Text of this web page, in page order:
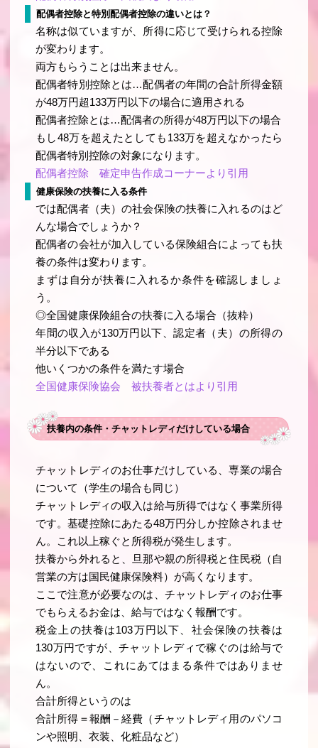
配偶者控除と特別配偶者控除の違いとは？
名称は似ていますが、所得に応じて受けられる控除
が変わります。
両方もらうことは出来ません。
配偶者特別控除とは…配偶者の年間の合計所得金額
が48万円超133万円以下の場合に適用される
配偶者控除とは…配偶者の所得が48万円以下の場合
もし48万を超えたとしても133万を超えなかったら
配偶者特別控除の対象になります。
配偶者控除 確定申告作成コーナーより引用
健康保険の扶養に入る条件
では配偶者（夫）の社会保険の扶養に入れるのはど
んな場合でしょうか？
配偶者の会社が加入している保険組合によっても扶
養の条件は変わります。
まずは自分が扶養に入れるか条件を確認しましょ
う。
◎全国健康保険組合の扶養に入る場合（抜粋）
年間の収入が130万円以下、認定者（夫）の所得の
半分以下である
他いくつかの条件を満たす場合
全国健康保険協会 被扶養者とはより引用
扶養内の条件・チャットレディだけしている場合
チャットレディのお仕事だけしている、専業の場合
について（学生の場合も同じ）
チャットレディの収入は給与所得ではなく事業所得
です。基礎控除にあたる48万円分しか控除されませ
ん。これ以上稼ぐと所得税が発生します。
扶養から外れると、旦那や親の所得税と住民税（自
営業の方は国民健康保険料）が高くなります。
ここで注意が必要なのは、チャットレディのお仕事
でもらえるお金は、給与ではなく報酬です。
税金上の扶養は103万円以下、社会保険の扶養は
130万円ですが、チャットレディで稼ぐのは給与で
はないので、これにあてはまる条件ではありませ
ん。
合計所得というのは
合計所得＝報酬－経費（チャットレディ用のパソコ
ンや照明、衣装、化粧品など）